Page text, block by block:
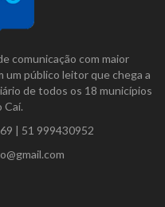
comunicação com maior
um público leitor que chega a
de todos os 18 municípios
Caí.
| 51 999430952